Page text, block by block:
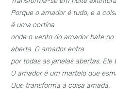
Porque o amador é tudo, e a
é uma cortina
onde o vento do amador bate no
aberta. O amador entra
por todas as janelas abertas. Ele
O amador é um martelo que
Que transforma a coisa amada.